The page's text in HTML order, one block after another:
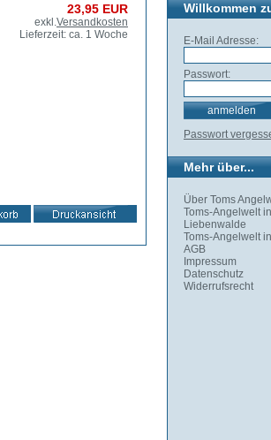
23,95 EUR
exkl.Versandkosten
Lieferzeit: ca. 1 Woche
Willkommen
E-Mail Adresse:
Passwort:
Passwort
Mehr über...
Über Toms
Toms-Angelwelt in
Liebenwalde
Toms-Angelwelt
AGB
Impressum
Datenschutz
Widerrufsrecht